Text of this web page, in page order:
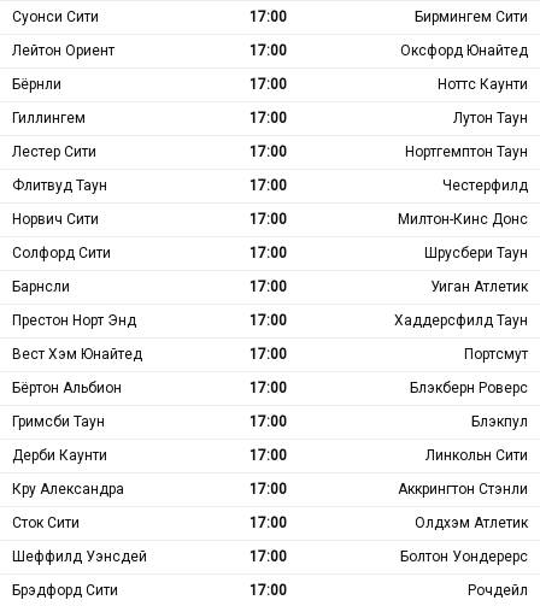
Суонси Сити
17:00
Бирмингем Сити
Лейтон Ориент
17:00
Оксфорд Юнайтед
Бёрнли
17:00
Ноттс Каунти
Гиллингем
17:00
Лутон Таун
Лестер Сити
17:00
Нортгемптон Таун
Флитвуд Таун
17:00
Честерфилд
Норвич Сити
17:00
Милтон-Кинс Донс
Солфорд Сити
17:00
Шрусбери Таун
Барнсли
17:00
Уиган Атлетик
Престон Норт Энд
17:00
Хаддерсфилд Таун
Вест Хэм Юнайтед
17:00
Портсмут
Бёртон Альбион
17:00
Блэкберн Роверс
Гримсби Таун
17:00
Блэкпул
Дерби Каунти
17:00
Линкольн Сити
Кру Александра
17:00
Аккрингтон Стэнли
Сток Сити
17:00
Олдхэм Атлетик
Шеффилд Уэнсдей
17:00
Болтон Уондерерс
Брэдфорд Сити
17:00
Рочдейл